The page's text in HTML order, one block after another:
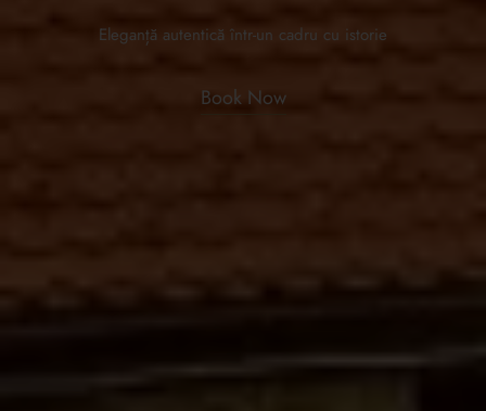
Eleganță autentică într-un cadru cu istorie
Book Now